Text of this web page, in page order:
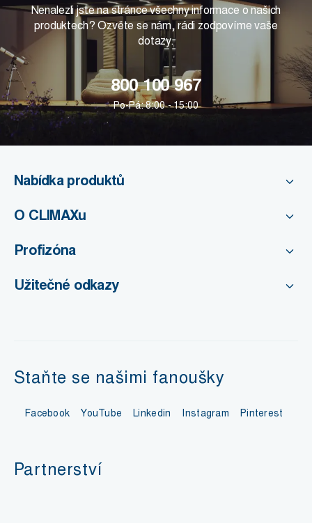
Nenalezli jste na stránce všechny informace o našich
produktech? Ozvěte se nám, rádi zodpovíme vaše
dotazy.
800 100 967
Po-Pá: 8:00 - 15:00
Nabídka produktů
O CLIMAXu
Profizóna
Užitečné odkazy
Staňte se našimi fanoušky
Facebook YouTube Linkedin Instagram Pinterest
Partnerství